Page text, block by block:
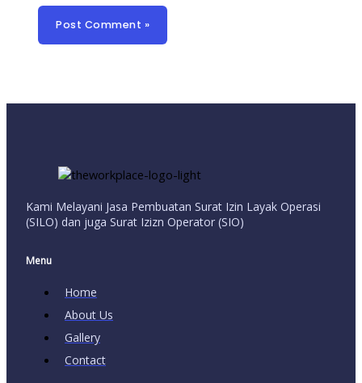
Kami Melayani Jasa Pembuatan Surat Izin Layak Operasi
(SILO) dan juga Surat Izizn Operator (SIO)
Menu
Home
About Us
Gallery
Contact